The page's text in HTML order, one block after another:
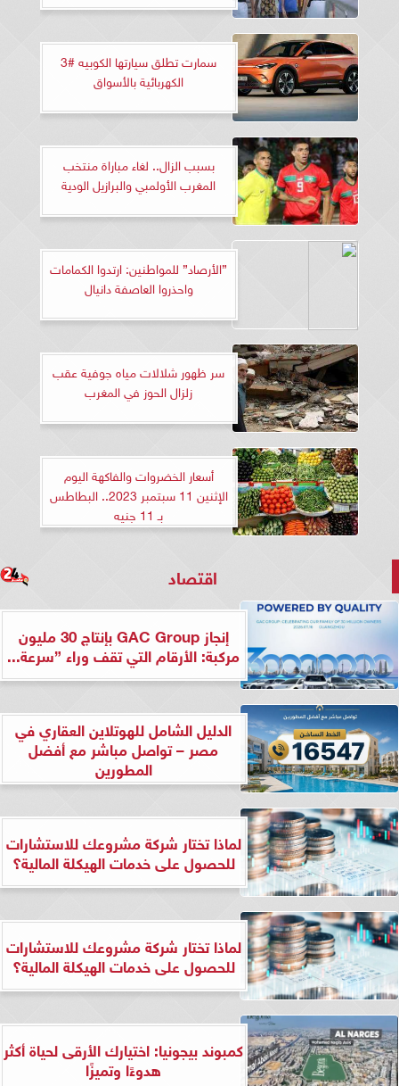
سمارت تطلق سيارتها الكوبيه #3
الكهربائية بالأسواق
بسبب الزال.. لغاء مباراة منتخب
المغرب الأولمبي والبرازيل الودية
”الأرصاد” للمواطنين: ارتدوا الكمامات
واحذروا العاصفة دانيال
سر ظهور شلالات مياه جوفية عقب
زلزال الحوز في المغرب
أسعار الخضروات والفاكهة اليوم
الإثنين 11 سبتمبر 2023.. البطاطس
بـ 11 جنيه
اقتصاد
إنجاز GAC Group بإنتاج 30 مليون
مركبة: الأرقام التي تقف وراء ”سرعة...
الدليل الشامل للهوتلاين العقاري في
مصر – تواصل مباشر مع أفضل
المطورين
لماذا تختار شركة مشروعك للاستشارات
للحصول على خدمات الهيكلة المالية؟
لماذا تختار شركة مشروعك للاستشارات
للحصول على خدمات الهيكلة المالية؟
كمبوند بيجونيا: اختيارك الأرقى لحياة أكثر
هدوءًا وتميزًا